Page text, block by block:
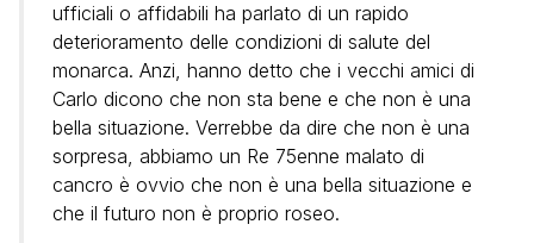
ufficiali o affidabili ha parlato di un rapido
deterioramento delle condizioni di salute del
monarca. Anzi, hanno detto che i vecchi amici di
Carlo dicono che non sta bene e che non è una
bella situazione. Verrebbe da dire che non è una
sorpresa, abbiamo un Re 75enne malato di
cancro è ovvio che non è una bella situazione e
che il futuro non è proprio roseo.